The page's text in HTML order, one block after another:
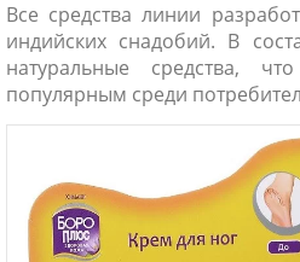
Все средства линии
индийских снадобий. В
натуральные средства,
популярным среди